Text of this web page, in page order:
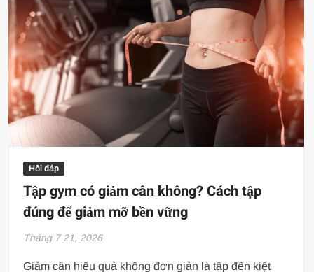
Hỏi đáp
Tập gym có giảm cân không? Cách tập
đúng để giảm mỡ bền vững
Tháng 7 21, 2026
Giảm cân hiệu quả không đơn giản là tập đến kiệt